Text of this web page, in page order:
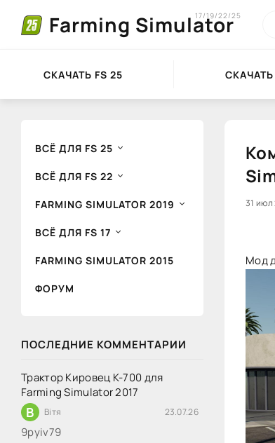
Farming Simulator
17/19/22/25
СКАЧАТЬ FS 25 СКАЧАТЬ
ВСЁ ДЛЯ FS 25
ВСЁ ДЛЯ FS 22
FARMING SIMULATOR 2019
ВСЁ ДЛЯ FS 17
FARMING SIMULATOR 2015
ФОРУМ
ПОСЛЕДНИЕ КОММЕНТАРИИ
Трактор Кировец К-700 для
Farming Simulator 2017
В Вітя 23.07.26
9руіv79
31 июл
Мод